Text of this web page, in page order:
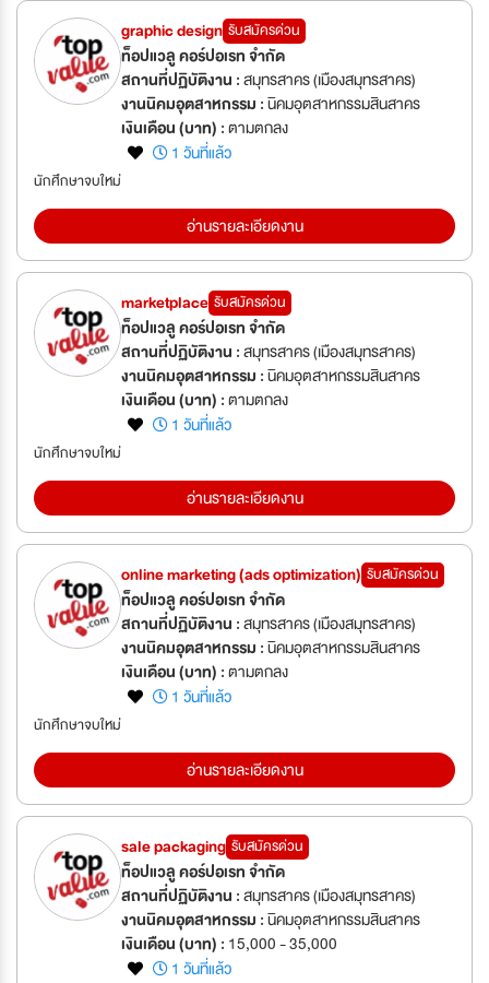
graphic design รับสมัครด่วน
ท็อปแวลู คอร์ปอเรท จำกัด
สถานที่ปฏิบัติงาน :สมุทรสาคร (เมืองสมุทรสาคร)
งานนิคมอุตสาหกรรม :นิคมอุตสาหกรรมสินสาคร
เงินเดือน (บาท) :ตามตกลง
1 วันที่แล้ว
นักศึกษาจบใหม่
อ่านรายละเอียดงาน
marketplace รับสมัครด่วน
ท็อปแวลู คอร์ปอเรท จำกัด
สถานที่ปฏิบัติงาน :สมุทรสาคร (เมืองสมุทรสาคร)
งานนิคมอุตสาหกรรม :นิคมอุตสาหกรรมสินสาคร
เงินเดือน (บาท) :ตามตกลง
1 วันที่แล้ว
นักศึกษาจบใหม่
อ่านรายละเอียดงาน
online marketing (ads optimization) รับสมัครด่วน
ท็อปแวลู คอร์ปอเรท จำกัด
สถานที่ปฏิบัติงาน :สมุทรสาคร (เมืองสมุทรสาคร)
งานนิคมอุตสาหกรรม :นิคมอุตสาหกรรมสินสาคร
เงินเดือน (บาท) :ตามตกลง
1 วันที่แล้ว
นักศึกษาจบใหม่
อ่านรายละเอียดงาน
sale packaging รับสมัครด่วน
ท็อปแวลู คอร์ปอเรท จำกัด
สถานที่ปฏิบัติงาน :สมุทรสาคร (เมืองสมุทรสาคร)
งานนิคมอุตสาหกรรม :นิคมอุตสาหกรรมสินสาคร
เงินเดือน (บาท) : 15,000 - 35,000
1 วันที่แล้ว